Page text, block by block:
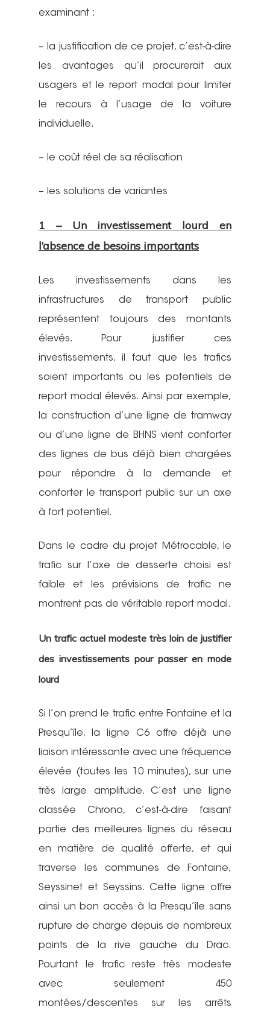
examinant :
– la justification de ce projet, c’est-à-dire
les avantages qu’il procurerait aux
usagers et le report modal pour limiter
le recours à l’usage de la voiture
individuelle.
– le coût réel de sa réalisation
– les solutions de variantes
1 – Un investissement lourd en
l’absence de besoins importants
Les investissements dans les
infrastructures de transport public
représentent toujours des montants
élevés. Pour justifier ces
investissements, il faut que les trafics
soient importants ou les potentiels de
report modal élevés. Ainsi par exemple,
la construction d’une ligne de tramway
ou d’une ligne de BHNS vient conforter
des lignes de bus déjà bien chargées
pour répondre à la demande et
conforter le transport public sur un axe
à fort potentiel.
Dans le cadre du projet Métrocable, le
trafic sur l’axe de desserte choisi est
faible et les prévisions de trafic ne
montrent pas de véritable report modal.
Un trafic actuel modeste très loin de justifier
des investissements pour passer en mode
lourd
Si l’on prend le trafic entre Fontaine et la
Presqu’île, la ligne C6 offre déjà une
liaison intéressante avec une fréquence
élevée (toutes les 10 minutes), sur une
très large amplitude. C’est une ligne
classée Chrono, c’est-à-dire faisant
partie des meilleures lignes du réseau
en matière de qualité offerte, et qui
traverse les communes de Fontaine,
Seyssinet et Seyssins. Cette ligne offre
ainsi un bon accès à la Presqu’île sans
rupture de charge depuis de nombreux
points de la rive gauche du Drac.
Pourtant le trafic reste très modeste
avec seulement 450
montées/descentes sur les arrêts